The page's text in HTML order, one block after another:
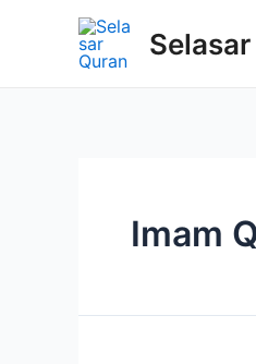
Imam